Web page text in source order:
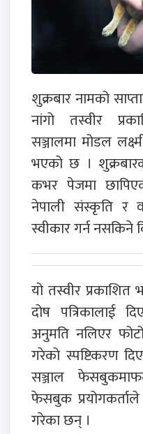
शुक्रबार नामको
नांगो तस्वीर
सञ्जालमा मोडल
भएको छ ।
कभर पेजमा
नेपाली संस्कृति र
स्वीकार गर्न नसकिने
यो तस्वीर
दोष पत्रिकालाई
अनुमति नलिएर
गरेको स्पष्टिकरण
सञ्जाल
फेसबुक
गरेका छन् ।